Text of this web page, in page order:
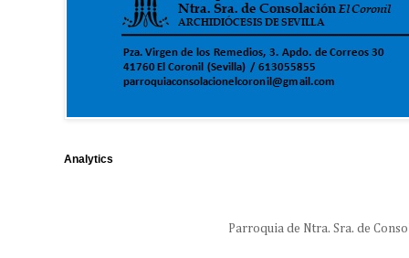
Analytics
Parroquia de Ntra. Sra. de